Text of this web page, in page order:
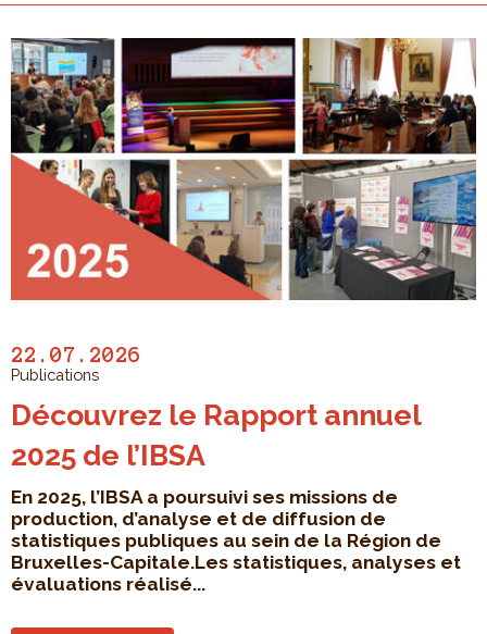
22.07.2026
Publications
Découvrez le Rapport annuel
2025 de l’IBSA
En 2025, l’IBSA a poursuivi ses missions de
production, d’analyse et de diffusion de
statistiques publiques au sein de la Région de
Bruxelles-Capitale.Les statistiques, analyses et
évaluations réalisé...